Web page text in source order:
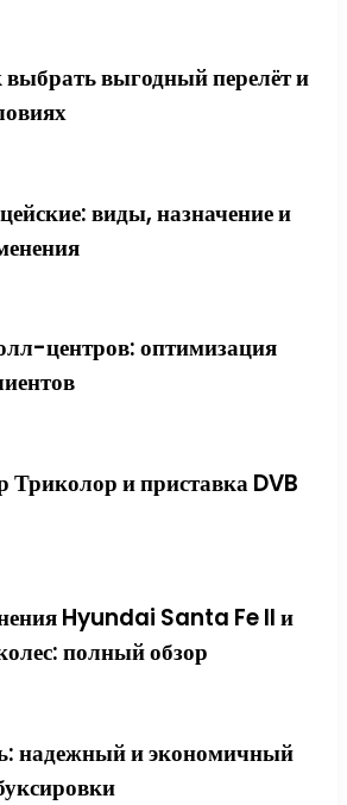
выгодный перелёт и
виды, назначение и
центров: оптимизация
Триколор и приставка DVB
Hyundai Santa Fe II и
полный обзор
надежный и экономичный